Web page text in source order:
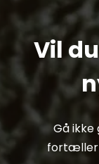
Vil
Gå ikke
fortæller